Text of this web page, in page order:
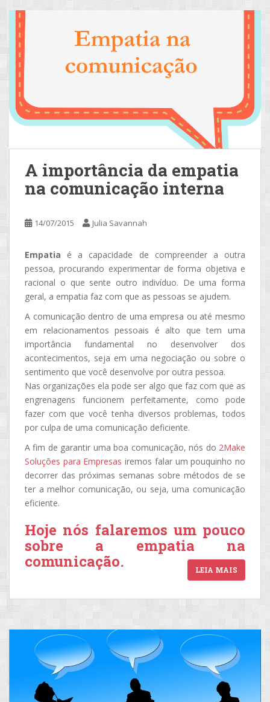
A importância da empatia
na comunicação interna
14/07/2015 Julia Savannah
Empatia é a capacidade de compreender a outra
pessoa, procurando experimentar de forma objetiva e
racional o que sente outro indivíduo. De uma forma
geral, a empatia faz com que as pessoas se ajudem.
A comunicação dentro de uma empresa ou até mesmo
em relacionamentos pessoais é alto que tem uma
importância fundamental no desenvolver dos
acontecimentos, seja em uma negociação ou sobre o
sentimento que você desenvolve por outra pessoa.
Nas organizações ela pode ser algo que faz com que as
engrenagens funcionem perfeitamente, como pode
fazer com que você tenha diversos problemas, todos
por culpa de uma comunicação deficiente.
A fim de garantir uma boa comunicação, nós do 2Make
Soluções para Empresas iremos falar um pouquinho no
decorrer das próximas semanas sobre métodos de se
ter a melhor comunicação, ou seja, uma comunicação
eficiente.
Hoje nós falaremos um pouco
sobre a empatia na
comunicação.
LEIA MAIS